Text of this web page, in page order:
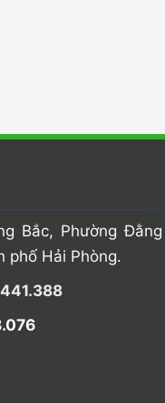
Bắc, Phường Đằng
phố Hải Phòng.